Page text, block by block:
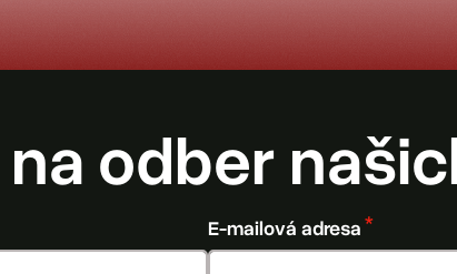
odber
E-mailová adresa